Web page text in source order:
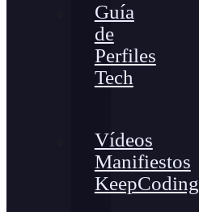
Guía
de
Perfiles
Tech
Vídeos
Manifiestos
KeepCoding